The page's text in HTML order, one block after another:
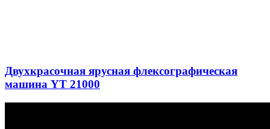
Двухкрасочная ярусная флексографическая
машина YT 21000